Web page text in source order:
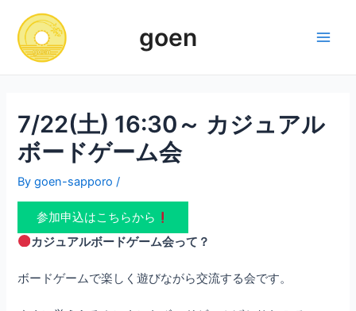
content
goen
7/22(土) 16:30～ カジュアル
ボードゲーム会
Bygoen-sapporo/
参加申込はこちらから
カジュアルボードゲーム会って？
ボードゲームで楽しく遊びながら交流する会です。